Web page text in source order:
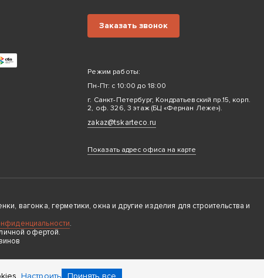
Заказать звонок
Режим работы:
Пн-Пт: с 10:00 до 18:00
г. Санкт-Петербург, Кондратьевский пр.15, корп.
2, оф. 326, 3 этаж (БЦ «Фернан Леже»).
zakaz@tskarteco.ru
Показать адрес офиса на карте
вагонка, герметики, окна и другие изделия для строительства и
.
офертой.
Настроить Принять все